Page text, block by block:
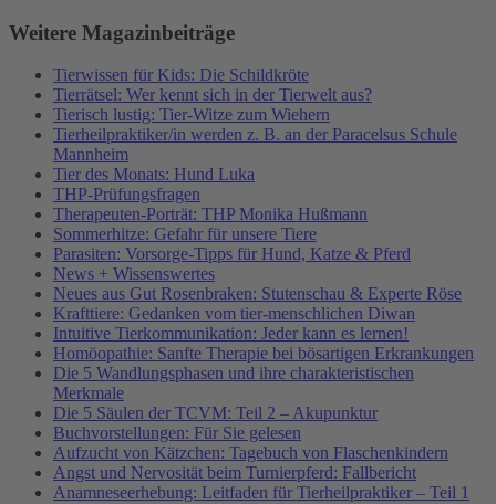
Weitere Magazinbeiträge
Tierwissen für Kids: Die Schildkröte
Tierrätsel: Wer kennt sich in der Tierwelt aus?
Tierisch lustig: Tier-Witze zum Wiehern
Tierheilpraktiker/in werden z. B. an der Paracelsus Schule
Mannheim
Tier des Monats: Hund Luka
THP-Prüfungsfragen
Therapeuten-Porträt: THP Monika Hußmann
Sommerhitze: Gefahr für unsere Tiere
Parasiten: Vorsorge-Tipps für Hund, Katze & Pferd
News + Wissenswertes
Neues aus Gut Rosenbraken: Stutenschau & Experte Röse
Krafttiere: Gedanken vom tier-menschlichen Diwan
Intuitive Tierkommunikation: Jeder kann es lernen!
Homöopathie: Sanfte Therapie bei bösartigen Erkrankungen
Die 5 Wandlungsphasen und ihre charakteristischen
Merkmale
Die 5 Säulen der TCVM: Teil 2 – Akupunktur
Buchvorstellungen: Für Sie gelesen
Aufzucht von Kätzchen: Tagebuch von Flaschenkindern
Angst und Nervosität beim Turnierpferd: Fallbericht
Anamneseerhebung: Leitfaden für Tierheilpraktiker – Teil 1